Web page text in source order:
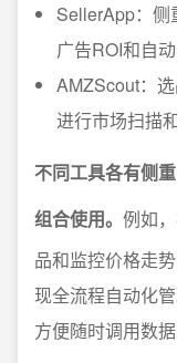
SellerApp：侧
广告ROI和自
AMZScout：
进行市场扫描
不同工具各有侧
组合使用。 例如
品和监控价格走
现全流程自动化
方便随时调用数